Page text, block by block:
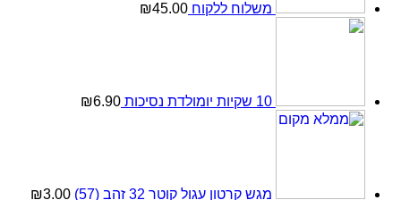
משלוח ללקוח ₪45.00
10 שקיות יומולדת נסיכות ₪6.90
מגש קרטון עגול קוטר 32 זהב (57) ₪3.00